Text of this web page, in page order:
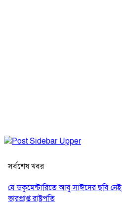
সর্বশেষ খবর
যে ডকুমেন্টারিতে আবু সাঈদের ছবি
ভারপ্রাপ্ত রাষ্ট্রপতি